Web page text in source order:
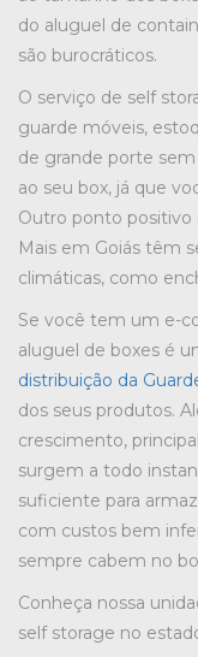
do aluguel de
são burocráticos.
O serviço de self
guarde móveis,
de grande porte
ao seu box, já que
Outro ponto positivo
Mais em Goiás têm
climáticas, como
Se você tem um e-
aluguel de boxes é
distribuição da
dos seus produtos.
crescimento,
surgem a todo
suficiente para
com custos bem
sempre cabem no
Conheça nossa
self storage no